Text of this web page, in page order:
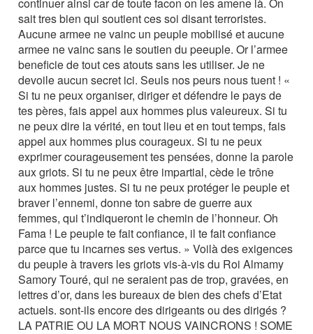
sait tres bien qui soutient ces soi disant terroristes.
Aucune armee ne vainc un peuple mobilisé et aucune
armee ne vainc sans le soutien du peeuple. Or l’armee
beneficie de tout ces atouts sans les utiliser. Je ne
devoile aucun secret ici. Seuls nos peurs nous tuent ! «
Si tu ne peux organiser, diriger et défendre le pays de
tes pères, fais appel aux hommes plus valeureux. Si tu
ne peux dire la vérité, en tout lieu et en tout temps, fais
appel aux hommes plus courageux. Si tu ne peux
exprimer courageusement tes pensées, donne la parole
aux griots. Si tu ne peux être impartial, cède le trône
aux hommes justes. Si tu ne peux protéger le peuple et
braver l’ennemi, donne ton sabre de guerre aux
femmes, qui t’indiqueront le chemin de l’honneur. Oh
Fama ! Le peuple te fait confiance, il te fait confiance
parce que tu incarnes ses vertus. » Voilà des exigences
du peuple à travers les griots vis-à-vis du Roi Almamy
Samory Touré, qui ne seraient pas de trop, gravées, en
lettres d’or, dans les bureaux de bien des chefs d’Etat
actuels. sont-ils encore des dirigeants ou des dirigés ?
LA PATRIE OU LA MORT NOUS VAINCRONS ! SOME